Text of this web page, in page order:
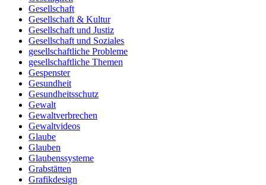
Gesellschaft
Gesellschaft & Kultur
Gesellschaft und Justiz
Gesellschaft und Soziales
gesellschaftliche Probleme
gesellschaftliche Themen
Gespenster
Gesundheit
Gesundheitsschutz
Gewalt
Gewaltverbrechen
Gewaltvideos
Glaube
Glauben
Glaubenssysteme
Grabstätten
Grafikdesign